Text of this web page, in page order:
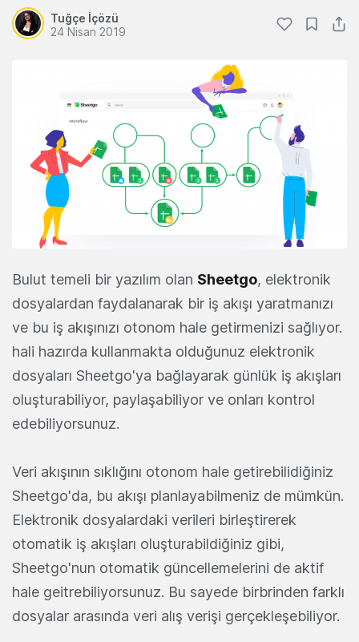
Tuğçe İçözü
24 Nisan 2019
Bulut temeli bir yazılım olan Sheetgo, elektronik
dosyalardan faydalanarak bir iş akışı yaratmanızı
ve bu iş akışınızı otonom hale getirmenizi sağlıyor.
hali hazırda kullanmakta olduğunuz elektronik
dosyaları Sheetgo'ya bağlayarak günlük iş akışları
oluşturabiliyor, paylaşabiliyor ve onları kontrol
edebiliyorsunuz.
Veri akışının sıklığını otonom hale getirebilidiğiniz
Sheetgo'da, bu akışı planlayabilmeniz de mümkün.
Elektronik dosyalardaki verileri birleştirerek
otomatik iş akışları oluşturabildiğiniz gibi,
Sheetgo'nun otomatik güncellemelerini de aktif
hale geitrebiliyorsunuz. Bu sayede birbrinden farklı
dosyalar arasında veri alış verişi gerçekleşebiliyor.